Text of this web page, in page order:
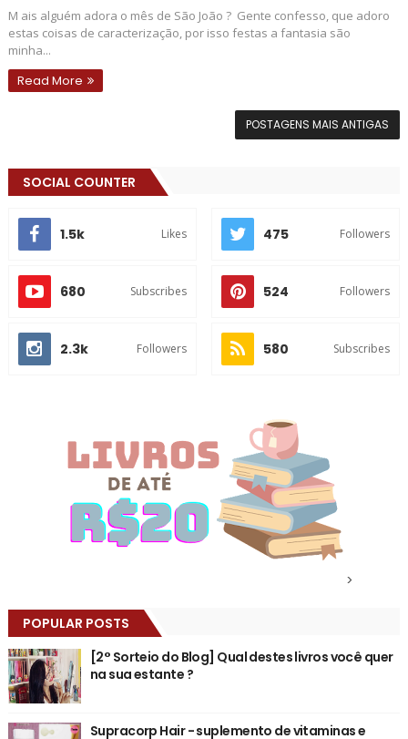
M ais alguém adora o mês de São João ? Gente confesso, que adoro
estas coisas de caracterização, por isso festas a fantasia são
minha...
Read More
POSTAGENS MAIS ANTIGAS
SOCIAL COUNTER
1.5k Likes 475 Followers
680 Subscribes 524 Followers
2.3k Followers 580 Subscribes
>
POPULAR POSTS
[2° Sorteio do Blog] Qual destes livros você quer
na sua estante ?
Supracorp Hair - suplemento de vitaminas e